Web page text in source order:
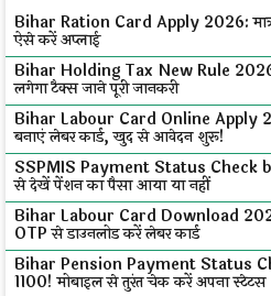
Bihar Ration Card Apply 2026: मात्र
ऐसे करें अप्लाई
Bihar Holding Tax New Rule
लगेगा टैक्स जाने पूरी जानकरी
Bihar Labour Card Online Apply
बनाएं लेबर कार्ड, खुद से आवेदन शुरू!
SSPMIS Payment Status Check
से देखें पेंशन का पैसा आया या नहीं
Bihar Labour Card Download
OTP से डाउनलोड करें लेबर कार्ड
Bihar Pension Payment Status
₹1100! मोबाइल से तुरंत चेक करें अपना स्टेटस